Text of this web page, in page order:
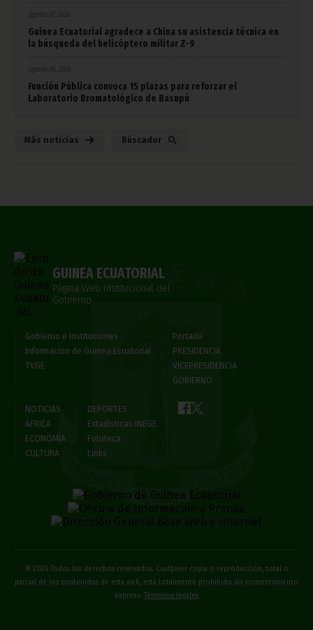
agosto 07, 2026
Guinea Ecuatorial agradece a China su asistencia técnica en
la búsqueda del helicóptero militar Z-9
agosto 06, 2026
Función Pública convoca 15 plazas para reforzar el
Laboratorio Bromatológico de Basupú
Más noticias Búscador
GUINEA ECUATORIAL
Página Web Institucional del
Gobierno
Gobierno e Instituciones
Información de Guinea Ecuatorial
TVGE
Portada
PRESIDENCIA
VICEPRESIDENCIA
GOBIERNO
NOTICIAS
ÁFRICA
ECONOMÍA
CULTURA
DEPORTES
Estadísticas INEGE
Fototeca
Links
© 2026 Todos los derechos reservados. Cualquier copia o reproducción, total o
parcial de los contenidos de esta web, está totalmente prohibido sin consentimiento
expreso
Términos legales